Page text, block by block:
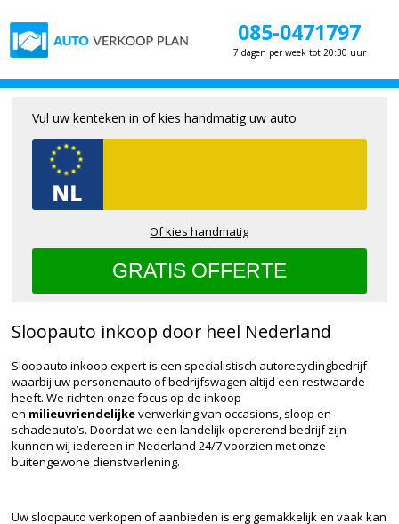
085-0471797
7 dagen per week tot 20:30 uur
Sloopauto inkoop door heel Nederland
Sloopauto inkoop expert is een specialistisch autorecyclingbedrijf
waarbij uw personenauto of bedrijfswagen altijd een restwaarde
heeft. We richten onze focus op de inkoop
en milieuvriendelijkeverwerking van occasions, sloop en
schadeauto’s. Doordat we een landelijk opererend bedrijf zijn
kunnen wij iedereen in Nederland 24/7 voorzien met onze
buitengewone dienstverlening.
Uw sloopauto verkopen of aanbieden is erg gemakkelijk en vaak kan
Vul uw kenteken in of kies handmatig uw auto
Of kies handmatig